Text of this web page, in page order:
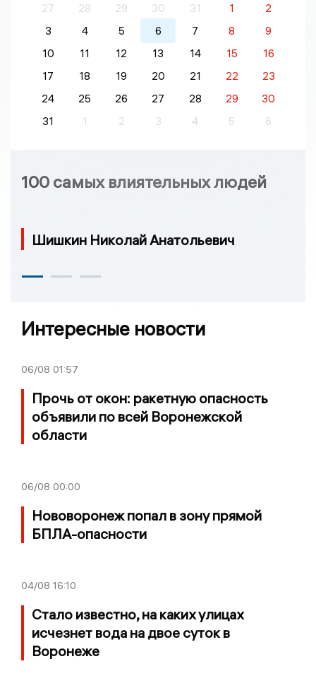
27
28 29 30 31 1
2
3
4 5 6 7 8
9
10
11 12 13 14 15
16
17
18 19 20 21 22
23
24
25 26 27 28 29
30
31
1 2 3 4 5 6
100 самых влиятельных людей
Шишкин Николай Анатольевич
Интересные новости
06/08 01:57
Прочь от окон: ракетную опасность
объявили по всей Воронежской
области
06/08 00:00
Нововоронеж попал в зону прямой
БПЛА-опасности
04/08 16:10
Стало известно, на каких улицах
исчезнет вода на двое суток в
Воронеже